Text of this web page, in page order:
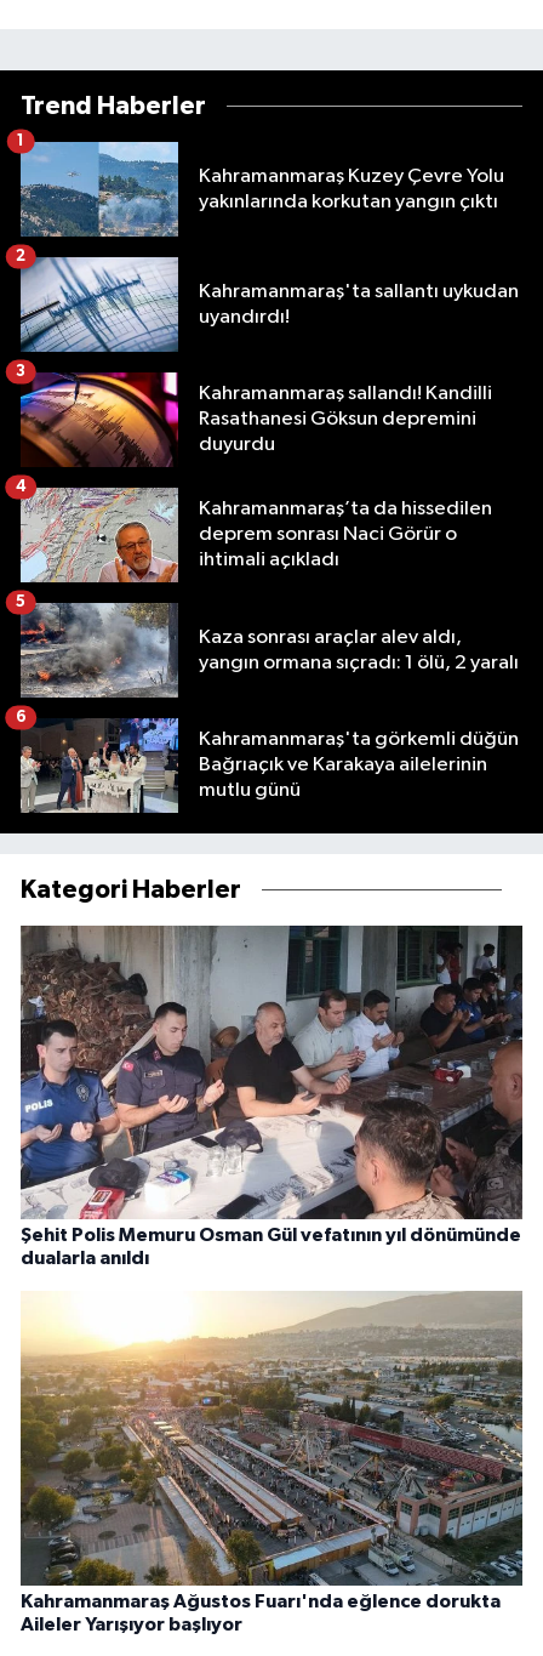
Trend Haberler
Kahramanmaraş Kuzey Çevre Yolu
yakınlarında korkutan yangın çıktı
1
Kahramanmaraş'ta sallantı uykudan
uyandırdı!
2
Kahramanmaraş sallandı! Kandilli
Rasathanesi Göksun depremini
duyurdu
3
Kahramanmaraş’ta da hissedilen
deprem sonrası Naci Görür o
ihtimali açıkladı
4
Kaza sonrası araçlar alev aldı,
yangın ormana sıçradı: 1 ölü, 2 yaralı
5
Kahramanmaraş'ta görkemli düğün
Bağrıaçık ve Karakaya ailelerinin
mutlu günü
6
Kategori Haberler
Şehit Polis Memuru Osman Gül vefatının yıl dönümünde
dualarla anıldı
Kahramanmaraş Ağustos Fuarı'nda eğlence dorukta
Aileler Yarışıyor başlıyor